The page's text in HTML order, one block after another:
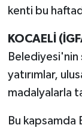
kenti bu
KOCAELİ
Belediyesi'nin
yatırımlar,
madalyalarla
Bu kapsamda